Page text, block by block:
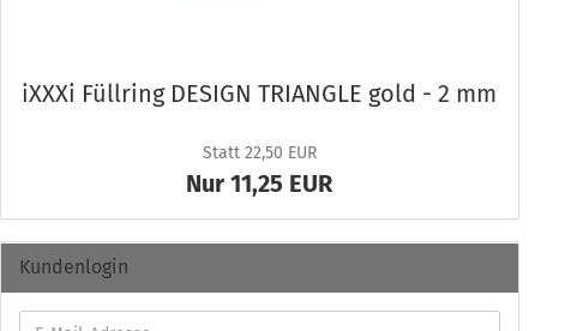
iXXXi Füll­ring DE­SIGN TRI­ANG­LE gold - 2 mm
Statt 22,50 EUR
Nur 11,25 EUR
Kundenlogin